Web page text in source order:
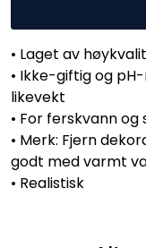
• Laget av
• Ikke-giftig og
likevekt
• For ferskvann og
• Merk: Fjern
godt med varmt
• Realistisk